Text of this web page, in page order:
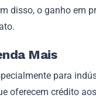
disso, o ganho em
Mais
para
oferecem crédito